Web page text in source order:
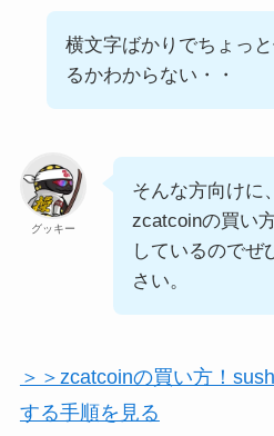
横文字ばかりでちょっ
るかわからない・・
グッキー
そんな方向けに
zcatcoinの買い
しているのでぜ
さい。
＞＞zcatcoinの買い方！
する手順を見る